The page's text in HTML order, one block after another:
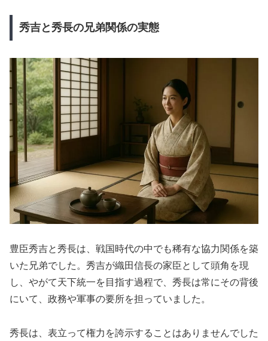
秀吉と秀長の兄弟関係の実態
豊臣秀吉と秀長は、戦国時代の中でも稀有な協力関係を築
いた兄弟でした。秀吉が織田信長の家臣として頭角を現
し、やがて天下統一を目指す過程で、秀長は常にその背後
にいて、政務や軍事の要所を担っていました。
秀長は、表立って権力を誇示することはありませんでした